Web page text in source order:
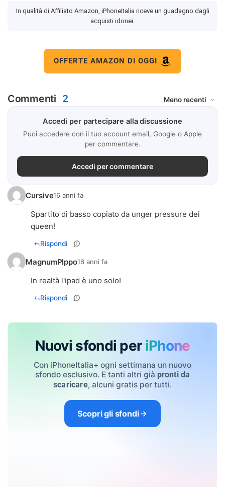
In qualità di Affiliato Amazon, iPhoneItalia riceve un guadagno dagli
acquisti idonei.
OFFERTE AMAZON DI OGGI
Commenti 2
Accedi per partecipare alla discussione
Puoi accedere con il tuo account email, Google o Apple
per commentare.
Accedi per commentare
Cursive16 anni fa
Spartito di basso copiato da unger pressure dei
queen!
Rispondi
MagnumPIppo16 anni fa
In realtà l'ipad è uno solo!
Rispondi
Nuovi sfondi per iPhone
Con iPhoneItalia+ ogni settimana un nuovo
sfondo esclusivo. E tanti altri già pronti da
scaricare, alcuni gratis per tutti.
Scopri gli sfondi